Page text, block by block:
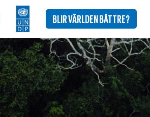
BLIR VÄRLDEN BÄTTRE?